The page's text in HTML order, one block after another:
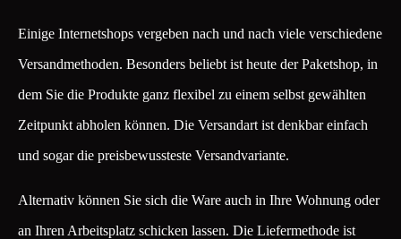
Einige Internetshops vergeben nach und nach viele verschiedene
Versandmethoden. Besonders beliebt ist heute der Paketshop, in
dem Sie die Produkte ganz flexibel zu einem selbst gewählten
Zeitpunkt abholen können. Die Versandart ist denkbar einfach
und sogar die preisbewussteste Versandvariante.
Alternativ können Sie sich die Ware auch in Ihre Wohnung oder
an Ihren Arbeitsplatz schicken lassen. Die Liefermethode ist